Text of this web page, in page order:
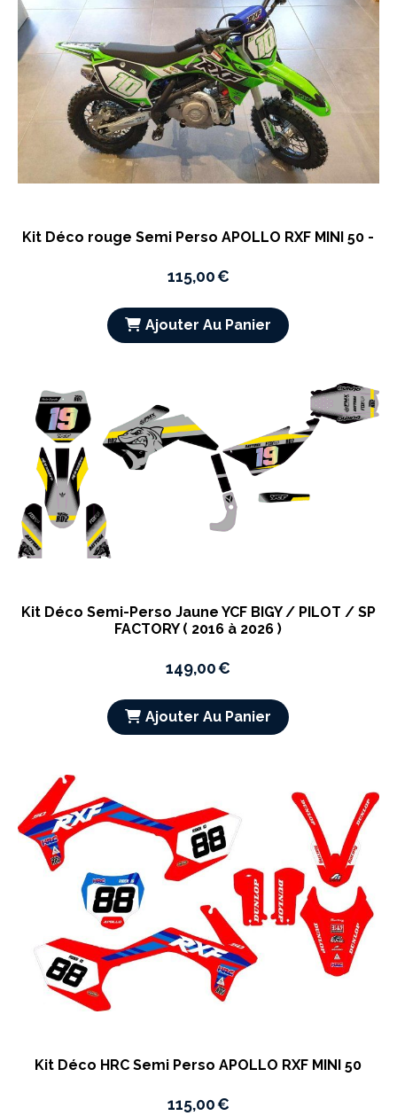
Kit Déco rouge Semi Perso APOLLO RXF MINI 50 -
115,00€
Ajouter Au Panier
Kit Déco Semi-Perso Jaune YCF BIGY / PILOT / SP
FACTORY ( 2016 à 2026 )
149,00€
Ajouter Au Panier
Kit Déco HRC Semi Perso APOLLO RXF MINI 50
115,00€